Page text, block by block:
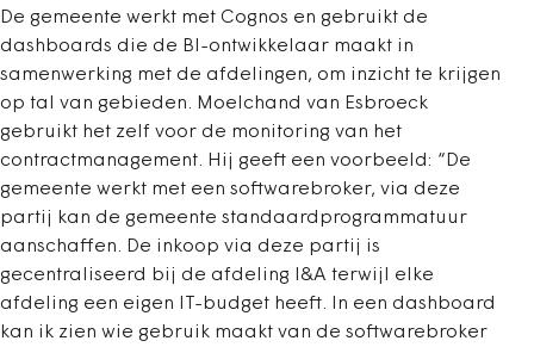
De gemeente werkt met Cognos en gebruikt de
dashboards die de BI-ontwikkelaar maakt in
samenwerking met de afdelingen, om inzicht te krijgen
op tal van gebieden. Moelchand van Esbroeck
gebruikt het zelf voor de monitoring van het
contractmanagement. Hij geeft een voorbeeld: “De
gemeente werkt met een softwarebroker, via deze
partij kan de gemeente standaardprogrammatuur
aanschaffen. De inkoop via deze partij is
gecentraliseerd bij de afdeling I&A terwijl elke
afdeling een eigen IT-budget heeft. In een dashboard
kan ik zien wie gebruik maakt van de softwarebroker